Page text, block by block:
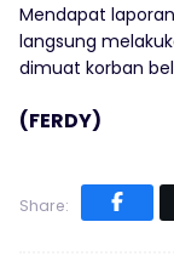
Mendapat
langsung
dimuat korban
(FERDY)
Share: